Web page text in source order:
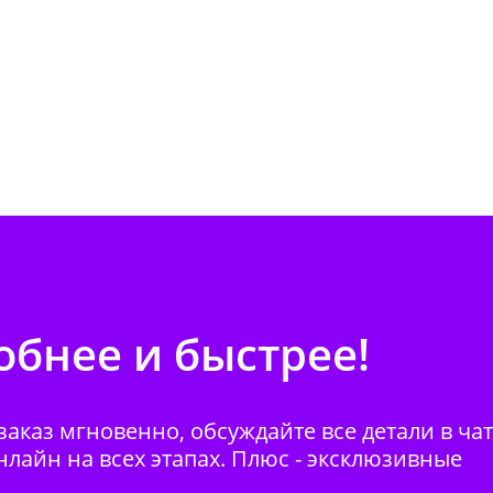
и быстрее!
мгновенно, обсуждайте все детали в
на всех этапах. Плюс - эксклюзивные